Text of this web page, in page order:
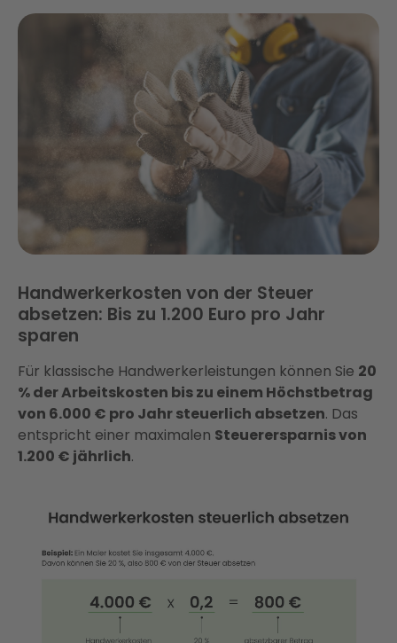
Handwerkerkosten von der Steuer
absetzen: Bis zu 1.200 Euro pro Jahr
sparen
Für klassische Handwerkerleistungen können Sie 20
% der Arbeitskosten bis zu einem Höchstbetrag
von 6.000 € pro Jahr steuerlich absetzen. Das
entspricht einer maximalen Steuerersparnis von
1.200 € jährlich.